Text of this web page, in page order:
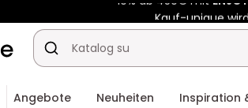
Kauf-unique
-10% ab 450€ mit
Angebote Neuheiten Inspiration